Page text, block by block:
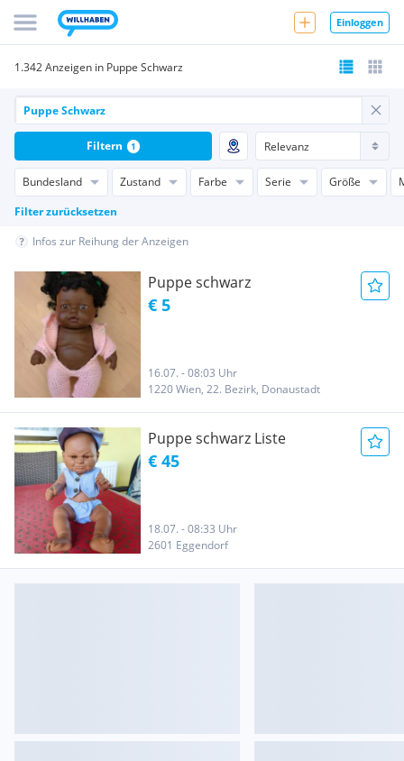
Einloggen
1.342 Anzeigen in Puppe Schwarz
Bundesland Zustand Farbe Serie Größe
Filter zurücksetzen
Filtern 1
Infos zur Reihung der Anzeigen
Puppe schwarz
€ 5
16.07. - 08:03 Uhr
1220 Wien, 22. Bezirk, Donaustadt
Puppe schwarz Liste
€ 45
18.07. - 08:33 Uhr
2601 Eggendorf